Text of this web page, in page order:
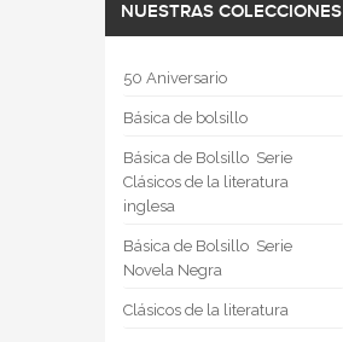
NUESTRAS COLECCIONES
50 Aniversario
Básica de bolsillo
Básica de Bolsillo  Serie
Clásicos de la literatura
inglesa
Básica de Bolsillo  Serie
Novela Negra
Clásicos de la literatura